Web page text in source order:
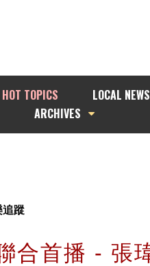
HOT TOPICS
LOCAL NEWS
ARCHIVES
追蹤
合首播 - 張